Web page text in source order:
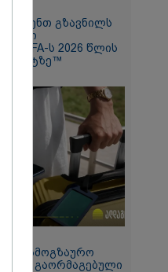
გზავნილს
FIFA-ს 2026 წლის
სამოგზაურო
გაორმაგებული